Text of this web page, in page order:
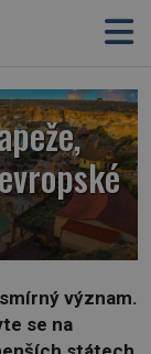
význam.
se na